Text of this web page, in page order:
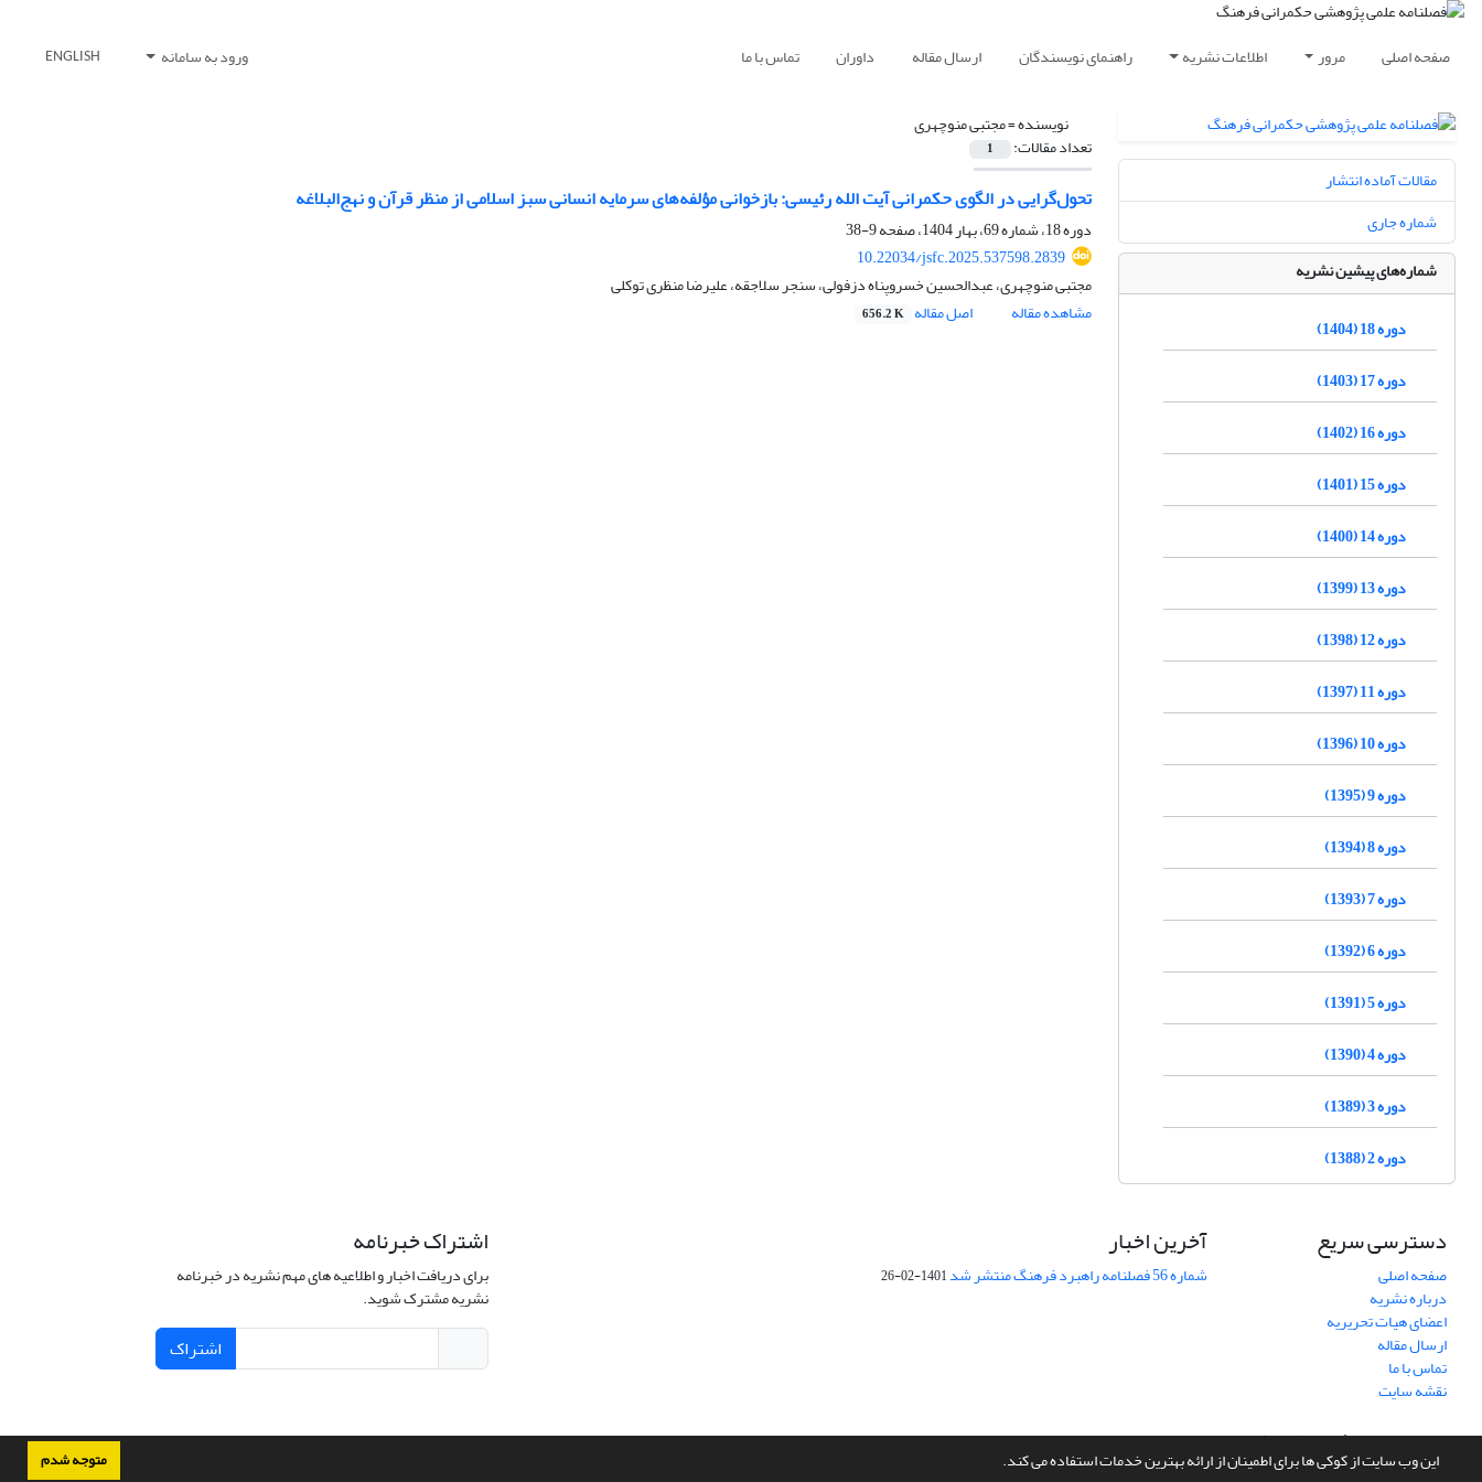
این وب سایت از کوکی ها برای اطمینان از ارائه بهترین خدمات استفاده می کند. متوجه شدم
صفحه اصلی مرور اطلاعات نشریه راهنمای نویسندگان ارسال مقاله داوران تماس با ما ورود به سامانه ENGLISH
نویسنده =مجتبی منوچهری
تعداد مقالات: 1
تحول‌گرایی در الگوی حکمرانی آیت الله رئیسی: بازخوانی مؤلفه‌های سرمایه انسانی سبز اسلامی از منظر قرآن و نهج‌البلاغه
دوره 18، شماره 69، بهار 1404، صفحه
9-38
10.22034/jsfc.2025.537598.2839
مجتبی منوچهری، عبدالحسین خسروپناه دزفولی، سنجر سلاجقه، علیرضا منظری توکلی
مشاهده مقاله
اصل مقاله 656.2 K
مقالات آماده انتشار
شماره جاری
شماره‌های پیشین نشریه
دوره 18 (1404)
دوره 17 (1403)
دوره 16 (1402)
دوره 15 (1401)
دوره 14 (1400)
دوره 13 (1399)
دوره 12 (1398)
دوره 11 (1397)
دوره 10 (1396)
دوره 9 (1395)
دوره 8 (1394)
دوره 7 (1393)
دوره 6 (1392)
دوره 5 (1391)
دوره 4 (1390)
دوره 3 (1389)
دوره 2 (1388)
دسترسی سریع
صفحه اصلی
درباره نشریه
اعضای هیات تحریریه
ارسال مقاله
تماس با ما
نقشه سایت
آخرین اخبار
شماره 56 فصلنامه راهبرد فرهنگ منتشر شد 1401-02-26
اشتراک خبرنامه
برای دریافت اخبار و اطلاعیه های مهم نشریه در خبرنامه
نشریه مشترک شوید.
اشتراک
سامانه مدیریت نشریات علمی.طراحی و پیاده سازی ازسیناوب